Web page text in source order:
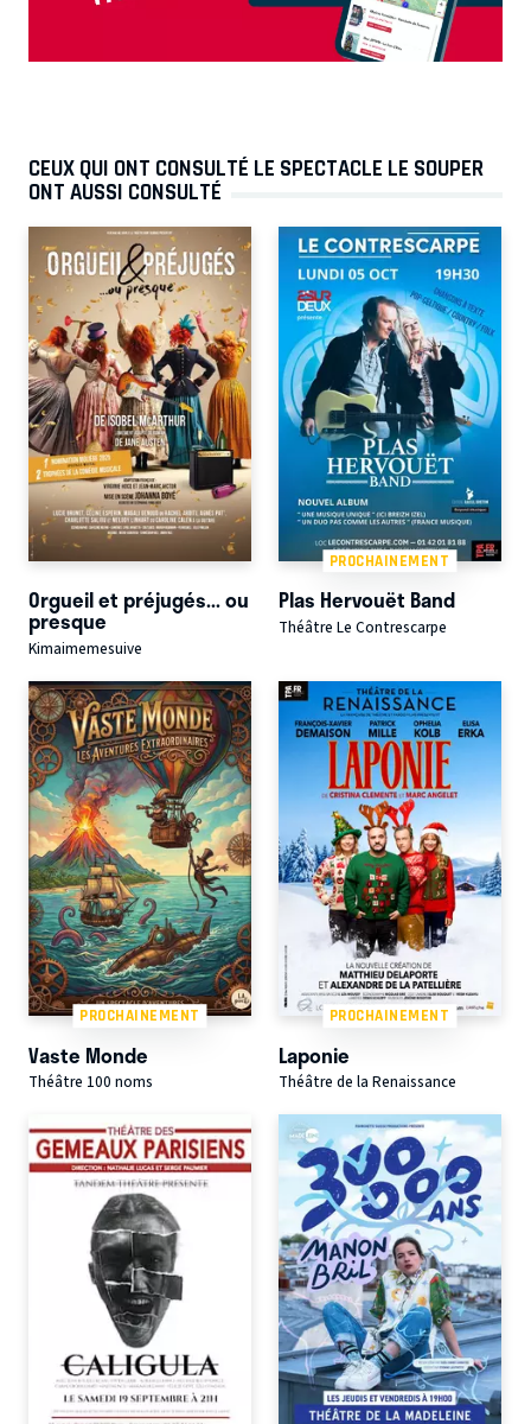
CEUX QUI ONT CONSULTÉ LE SPECTACLE LE SOUPER
ONT AUSSI CONSULTÉ
Orgueil et préjugés... ou
presque
Kimaimemesuive
PROCHAINEMENT
Plas Hervouët Band
Théâtre Le Contrescarpe
PROCHAINEMENT
Vaste Monde
Théâtre 100 noms
PROCHAINEMENT
Laponie
Théâtre de la Renaissance